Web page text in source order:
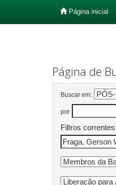
Página inicial
Página de
Buscar em:
por
Filtros correntes: